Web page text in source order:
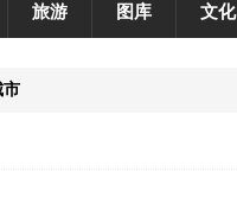
旅游 图库 文化
市